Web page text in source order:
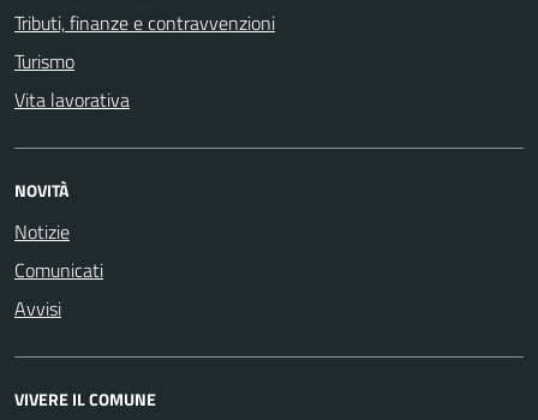
Tributi, finanze e contravvenzioni
Turismo
Vita lavorativa
NOVITÀ
Notizie
Comunicati
Avvisi
VIVERE IL COMUNE